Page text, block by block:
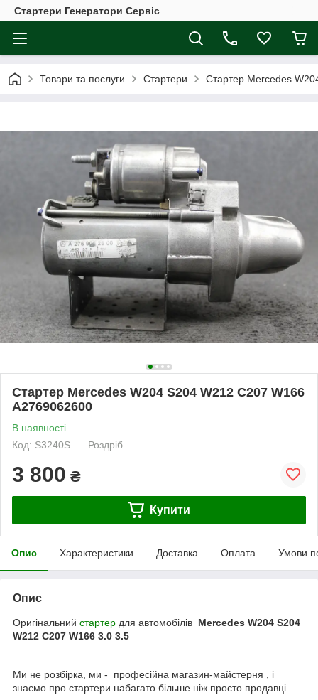
Стартери Генератори Сервіс
Товари та послуги Стартери Стартер Mercedes
Стартер Mercedes W204 S204 W212 C207 W166
A2769062600
В наявності
Код: S3240S
Роздріб
3 800 ₴
Купити
Опис Характеристики Доставка Оплата Умови
Опис
Оригінальний стартер для автомобілів Mercedes W204 S204
W212 C207 W166 3.0 3.5
Ми не розбірка, ми - професійна магазин-майстерня , і
знаємо про стартери набагато більше ніж просто продавці.